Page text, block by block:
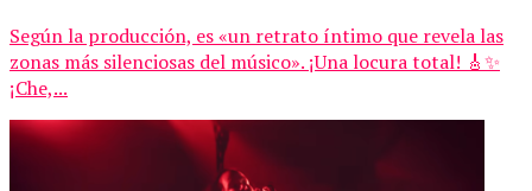
Según la producción, es «un retrato íntimo que revela las
zonas más silenciosas del músico». ¡Una locura total! 🎸✨
¡Che,...